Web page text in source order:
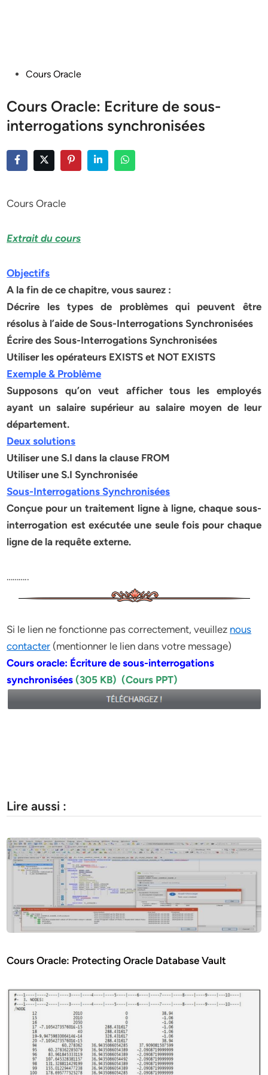
PostedCours Oracle
Cours Oracle: Ecriture de sous-
interrogations synchronisées
Cours Oracle
Extrait du cours
Objectifs
A la fin de ce chapitre, vous saurez :
Décrire les types de problèmes qui peuvent être
résolus à l’aide de Sous-Interrogations Synchronisées
Écrire des Sous-Interrogations Synchronisées
Utiliser les opérateurs EXISTS et NOT EXISTS
Exemple & Problème
Supposons qu’on veut afficher tous les employés
ayant un salaire supérieur au salaire moyen de leur
département.
Deux solutions
Utiliser une S.I dans la clause FROM
Utiliser une S.ISynchronisée
Sous-Interrogations Synchronisées
Conçue pour un traitement ligne à ligne, chaque sous-
interrogation est exécutée une seule fois pour chaque
ligne de la requête externe.
………..
Si le lien ne fonctionne pas correctement, veuillez nous
contacter (mentionner le lien dans votre message)
Cours oracle: Écriture de sous-interrogations
synchronisées(305 KB) (Cours PPT)
Lire aussi :
Cours Oracle: Protecting Oracle Database Vault